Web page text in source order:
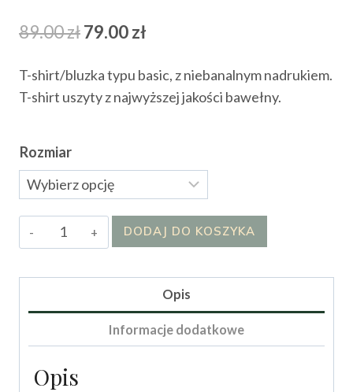
89.00złPierwotna
wynosiła:
79.00zł
wynosi:
T-shirt/bluzka typu basic, z niebanalnym nadrukiem.
T-shirt uszyty z najwyższej jakości bawełny.
Rozmiar
ilość
T-
DODAJ DO KOSZYKA
Opis
Informacje dodatkowe
Opis